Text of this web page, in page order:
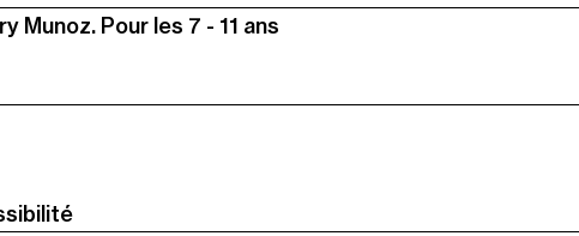
Munoz. Pour les 7 - 11 ans